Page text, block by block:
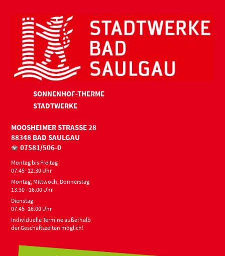
SONNENHOF-THERME
STADTWERKE
MOOSHEIMER STRASSE 28
88348 BAD SAULGAU
07581/506-0
Montag bis Freitag
07.45- 12.30 Uhr
Montag, Mittwoch, Donnerstag
13.30 - 16.00 Uhr
Dienstag
07.45- 16.00 Uhr
Individuelle Termine außerhalb
der Geschäftszeiten möglich!